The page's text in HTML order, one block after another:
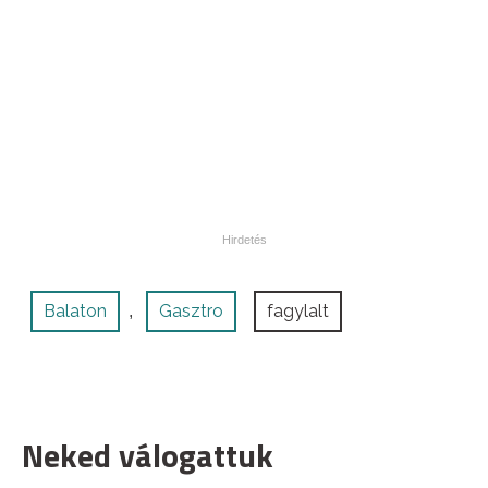
Balaton , Gasztro fagylalt
Neked válogattuk